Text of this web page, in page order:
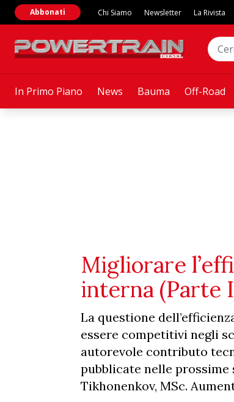
In Primo Piano News Bauma Off-Road
Abbonati Chi Siamo Newsletter La Rivista
Migliorare
interna (Parte
La questione
essere competitivi negli
autorevole contributo
pubblicate nelle prossime
Tikhonenkov, MSc.